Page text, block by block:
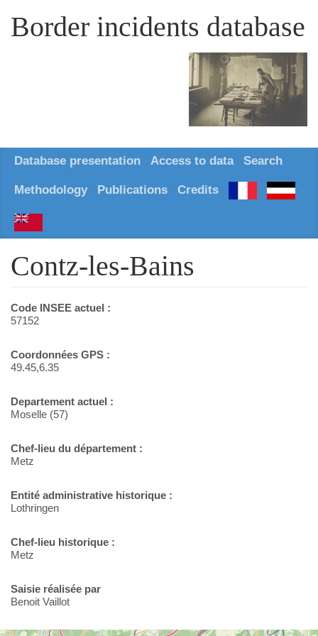
Border incidents database
Database presentation Access to data Search
Methodology Publications Credits
Contz-les-Bains
Code INSEE actuel :
57152
Coordonnées GPS :
49.45,6.35
Departement actuel :
Moselle (57)
Chef-lieu du département :
Metz
Entité administrative historique :
Lothringen
Chef-lieu historique :
Metz
Saisie réalisée par
Benoit Vaillot